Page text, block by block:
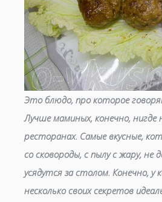
Это блюдо, про которое
Лучше маминых, конечно, нигде
ресторанах. Самые вкусные,
со сковороды, с пылу с жару, не
усядутся за столом. Конечно, у
несколько своих секретов